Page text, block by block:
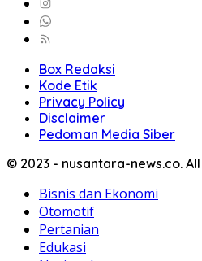
Box Redaksi
Kode Etik
Privacy Policy
Disclaimer
Pedoman Media Siber
© 2023 - nusantara-news.co.
Bisnis dan Ekonomi
Otomotif
Pertanian
Edukasi